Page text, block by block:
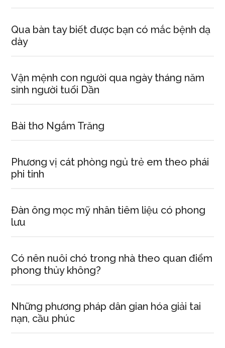
Qua bàn tay biết được bạn có mắc bệnh dạ
dày
Vận mệnh con người qua ngày tháng năm
sinh người tuổi Dần
Bài thơ Ngắm Trăng
Phương vị cát phòng ngủ trẻ em theo phái
phi tinh
Đàn ông mọc mỹ nhân tiêm liệu có phong
lưu
Có nên nuôi chó trong nhà theo quan điểm
phong thủy không?
Những phương pháp dân gian hóa giải tai
nạn, cầu phúc